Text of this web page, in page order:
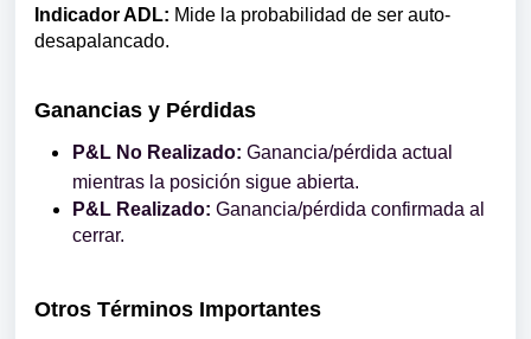
Indicador ADL: Mide la probabilidad de ser auto-
desapalancado.
Ganancias y Pérdidas
P&L No Realizado: Ganancia/pérdida actual
mientras la posición sigue abierta.
P&L Realizado: Ganancia/pérdida confirmada al
cerrar.
Otros Términos Importantes